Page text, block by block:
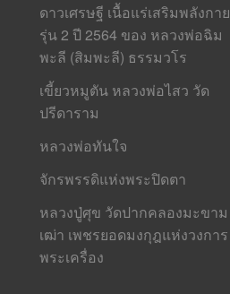
ดาวเศรษฐี เนื้อแร่เสริมพลังกาย
รุ่น 2 ปี 2564 ของ หลวงพ่อฉิม
พะลี (สิมพะลี) ธรรมวโร
เขี้ยวหมูตัน หลวงพ่อไสว วัด
ปรีดาราม
หลวงพ่อทันใจ
จักรพรรดิแห่งพระปิดตา
หลวงปู่ศุข วัดปากคลองมะขาม
เฒ่า เพชรยอดมงกุฎแห่งวงการ
พระเครื่อง